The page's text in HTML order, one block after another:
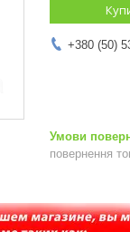
+380 (50)
повернення